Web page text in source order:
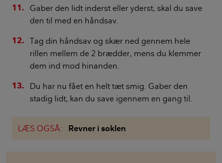
Gaber den lidt inderst eller yderst, skal du save
den til med en håndsav.
Tag din håndsav og skær ned gennem hele
rillen mellem de 2 brædder, mens du klemmer
dem ind mod hinanden.
Du har nu fået en helt tæt smig. Gaber den
stadig lidt, kan du save igennem en gang til.
LÆS OGSÅ: Revner i soklen